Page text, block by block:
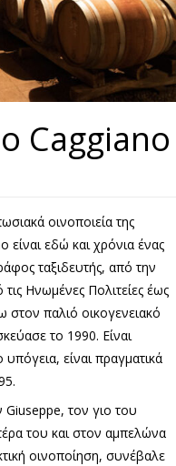
Caggiano
οινοποιεία της
εδώ και χρόνια ένας
ταξιδευτής, από την
Ηνωμένες Πολιτείες έως
στον παλιό οικογενειακό
το 1990. Είναι
είναι πραγματικά
Giuseppe, τον γιο του
του και στον αμπελώνα
οινοποίηση, συνέβαλε